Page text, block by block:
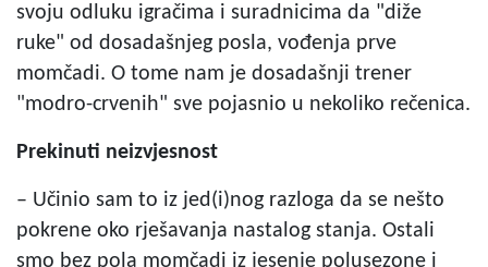
svoju odluku igračima i suradnicima da "diže
ruke" od dosadašnjeg posla, vođenja prve
momčadi. O tome nam je dosadašnji trener
"modro-crvenih" sve pojasnio u nekoliko rečenica.
Prekinuti neizvjesnost
– Učinio sam to iz jed(i)nog razloga da se nešto
pokrene oko rješavanja nastalog stanja. Ostali
smo bez pola momčadi iz jesenje polusezone i